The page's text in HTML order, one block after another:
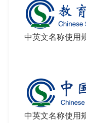
中英文名称使用
中英文名称使用